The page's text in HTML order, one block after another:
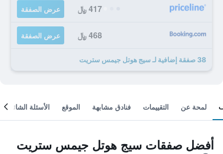
417 ﷼ عرض الصفقة
468 ﷼ عرض الصفقة
38 صفقة إضافية لـ سيج هوتل جيمس ستريت
لمحة عن التقييمات فنادق مشابهة الموقع الأسئلة الشائعة
أفضل صفقات سيج هوتل جيمس ستريت